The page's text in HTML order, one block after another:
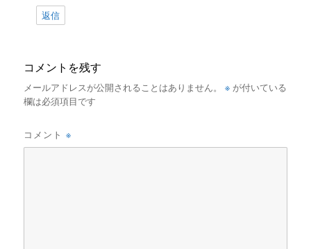
返信
コメントを残す
メールアドレスが公開されることはありません。 ※ が付いている
欄は必須項目です
コメント※